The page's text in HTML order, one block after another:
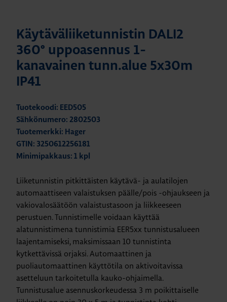
Käytäväliiketunnistin DALI2
360° uppoasennus 1-
kanavainen tunn.alue 5x30m
IP41
Tuotekoodi: EED505
Sähkönumero: 2802503
Tuotemerkki: Hager
GTIN: 3250612256181
Minimipakkaus: 1 kpl
Liiketunnistin pitkittäisten käytävä- ja aulatilojen
automaattiseen valaistuksen päälle/pois -ohjaukseen ja
vakiovalosäätöön valaistustasoon ja liikkeeseen
perustuen. Tunnistimelle voidaan käyttää
alatunnistimena tunnistimia EER5xx tunnistusalueen
laajentamiseksi, maksimissaan 10 tunnistinta
kytkettävissä orjaksi. Automaattinen ja
puoliautomaattinen käyttötila on aktivoitavissa
asetteluun tarkoitetulla kauko-ohjaimella.
Tunnistusalue asennuskorkeudessa 3 m poikittaiselle